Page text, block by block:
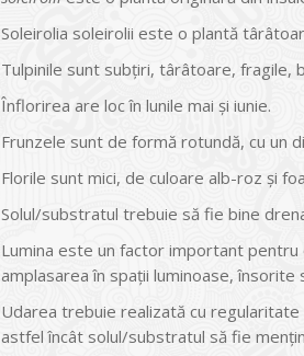
Soleirolia soleirolii este o plantă
Tulpinile sunt subţiri, târâtoare, fragile,
Înflorirea are loc în lunile mai şi iunie.
Frunzele sunt de formă rotundă, cu un
Florile sunt mici, de culoare alb-roz şi
Solul/substratul trebuie să fie bine
Lumina este un factor important
amplasarea în spaţii luminoase,
Udarea trebuie realizată cu
astfel încât solul/substratul să fie